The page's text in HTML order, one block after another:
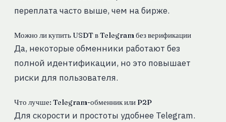
переплата часто выше, чем на бирже.
Можно ли купить USDT в Telegram без верификации
Да, некоторые обменники работают без
полной идентификации, но это повышает
риски для пользователя.
Что лучше: Telegram-обменник или P2P
Для скорости и простоты удобнее Telegram.